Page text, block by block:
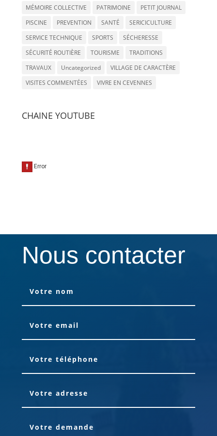
MÉMOIRE COLLECTIVE PATRIMOINE
PETIT JOURNAL
PISCINE
PREVENTION SANTÉ
SERICICULTURE
SERVICE TECHNIQUE
SPORTS
SÉCHERESSE
SÉCURITÉ ROUTIÈRE
TOURISME
TRADITIONS
TRAVAUX
Uncategorized
VILLAGE DE CARACTÈRE
VISITES COMMENTÉES
VIVRE EN CEVENNES
CHAINE YOUTUBE
Nous contacter